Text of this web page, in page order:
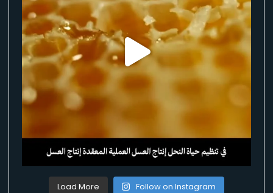
Load More Follow on Instagram